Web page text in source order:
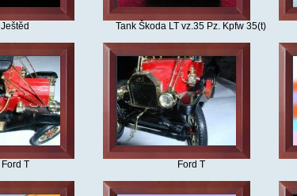
Ještěd Tank Škoda LT vz.35 Pz. Kpfw 35(t)
Ford T Ford T